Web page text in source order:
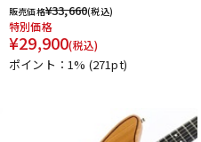
販売価格¥33,660(税込)
特別価格
¥29,900(税込)
ポイント：1% (271pt)